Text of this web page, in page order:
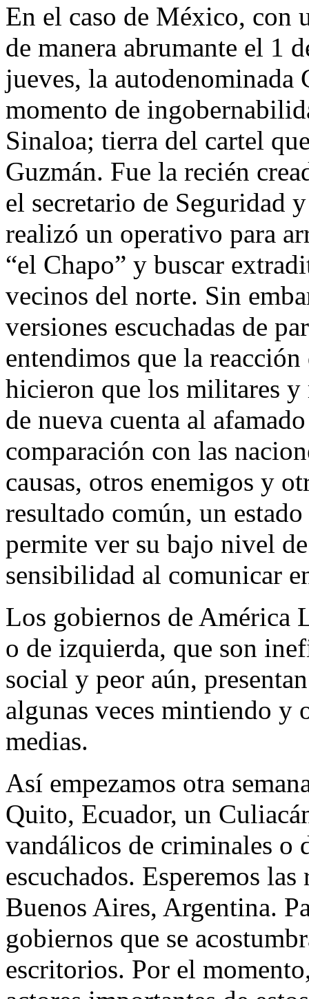
En el caso de México, con
de manera abrumante el 1
jueves, la
momento de
Sinaloa; tierra del cartel
Guzmán. Fue la recién
el secretario de Seguridad
realizó un operativo para
“el Chapo” y buscar
vecinos del norte. Sin
versiones escuchadas de
entendimos que la
hicieron que los militares y
de nueva cuenta al
comparación con las
causas, otros enemigos y
resultado común, un
permite ver su bajo nivel
sensibilidad al comunicar
Los gobiernos de América
o de izquierda, que son
social y peor aún,
algunas veces mintiendo y
medias.
Así empezamos otra
Quito, Ecuador, un
vandálicos de criminales o
escuchados. Esperemos
Buenos Aires, Argentina.
gobiernos que se
escritorios. Por el